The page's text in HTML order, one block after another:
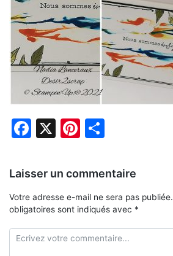
Facebook
X Pinterest
Laisser un commentaire
Votre adresse e-mail ne sera pas publiée.
obligatoires sont indiqués avec *